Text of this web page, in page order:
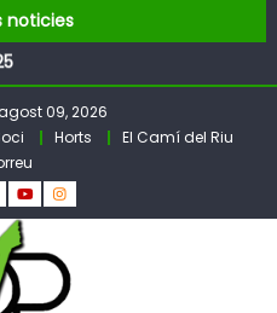
noticies
PARDINYES 2026
09, 2026
Horts
El Camí del Riu